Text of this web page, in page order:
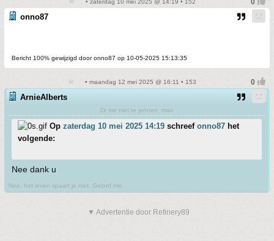
• zaterdag 10 mei 2025 @ 14:19 • 152
onno87
Bericht 100% gewijzigd door onno87 op 10-05-2025 15:13:35
• maandag 12 mei 2025 @ 16:11 • 153
ArnieAlberts
Zit me niet te jennen, man
Op zaterdag 10 mei 2025 14:19 schreef onno87 het
volgende:
Nee dank u
Nee, het leven spaart je niet. Geloof me.
▼ Advertentie door Refinery89